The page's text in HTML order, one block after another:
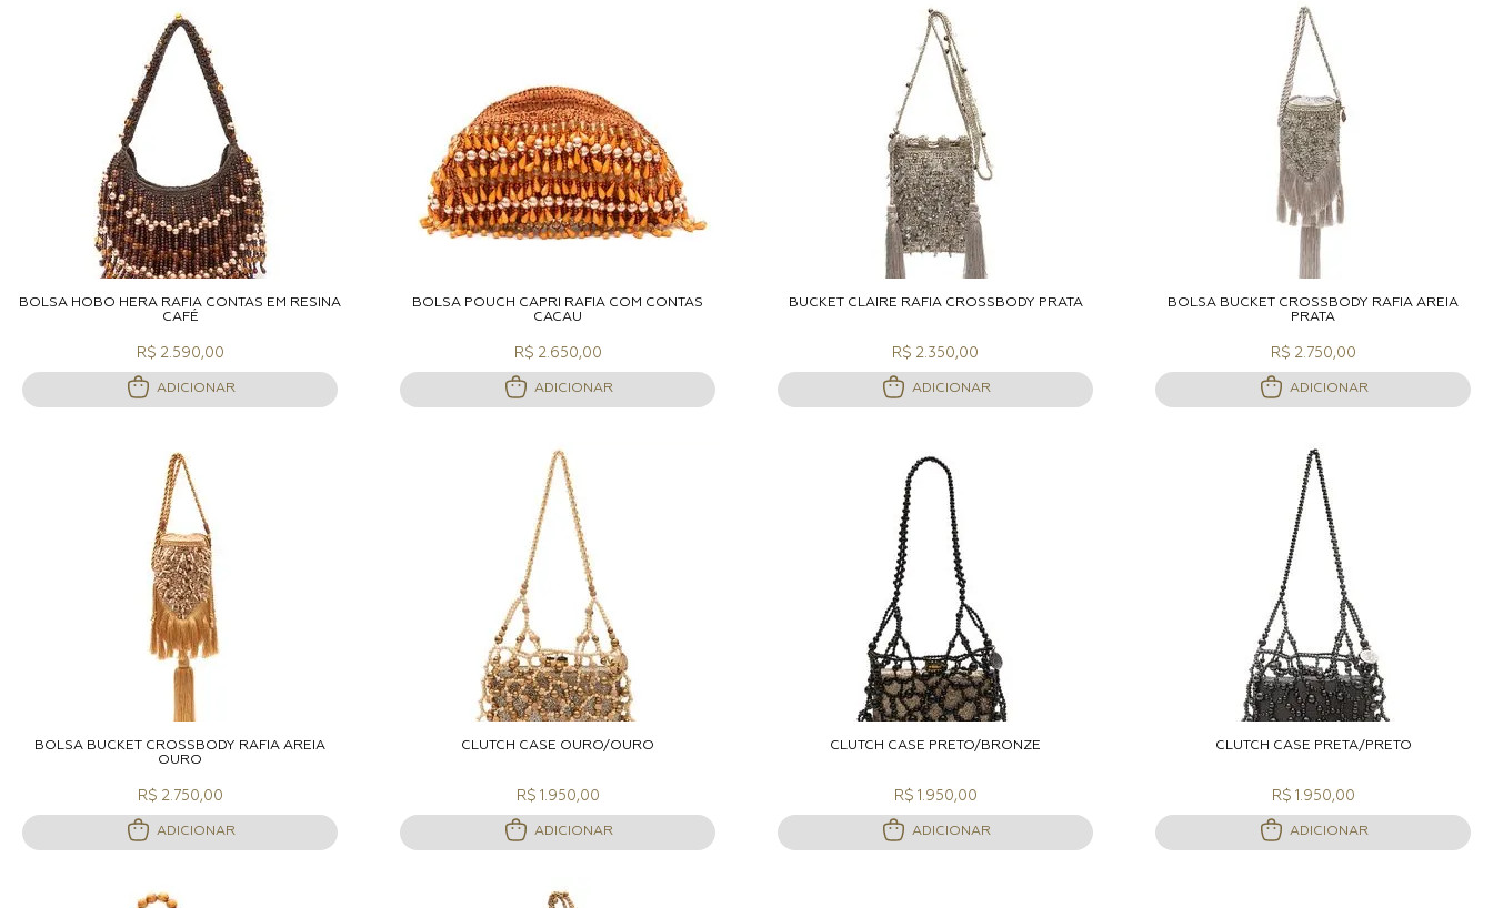
ADICIONAR A SACOLA
BOLSA HOBO HERA RÁFIA CONTAS EM RESINA
CAFÉ
R$ 2.590,00
ADICIONAR
BOLSA POUCH CAPRI RÁFIA COM CONTAS
CACAU
R$ 2.650,00
ADICIONAR
ADICIONAR A SACOLA
BUCKET CLAIRE RÁFIA CROSSBODY PRATA
R$ 2.350,00
ADICIONAR
ADICIONAR A SACOLA
BOLSA BUCKET CROSSBODY RÁFIA AREIA
PRATA
R$ 2.750,00
ADICIONAR
ADICIONAR A SACOLA
BOLSA BUCKET CROSSBODY RÁFIA AREIA
OURO
R$ 2.750,00
ADICIONAR
ADICIONAR A SACOLA
CLUTCH CASE OURO/OURO
R$ 1.950,00
ADICIONAR
ADICIONAR A SACOLA
CLUTCH CASE PRETO/BRONZE
R$ 1.950,00
ADICIONAR
ADICIONAR A SACOLA
CLUTCH CASE PRETA/PRETO
R$ 1.950,00
ADICIONAR